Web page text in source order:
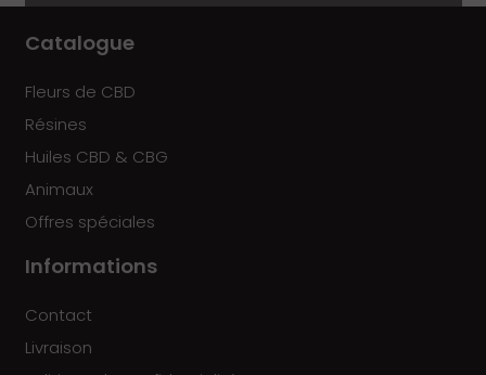
Catalogue
Fleurs de CBD
Résines
Huiles CBD & CBG
Animaux
Offres spéciales
Informations
Contact
Livraison
DÉPENSEZ